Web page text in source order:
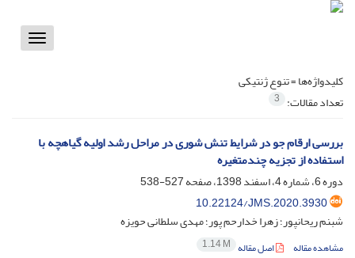
Toggle
کلیدواژه‌ها =تنوع ژنتیکی
تعداد مقالات: 3
بررسی ارقام جو در شرایط تنش شوری در مراحل رشد اولیه گیاهچه با
استفاده از تجزیه چندمتغیره
دوره 6، شماره 4، اسفند 1398، صفحه
527-538
10.22124/JMS.2020.3930
شبنم ریحانپور؛ زهرا خدارحم پور؛ مهدی سلطانی حویزه
مشاهده مقاله اصل مقاله 1.14 M